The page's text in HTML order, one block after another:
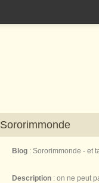
Sororimmonde
Blog : Sororimmonde - et
Description : on ne peut